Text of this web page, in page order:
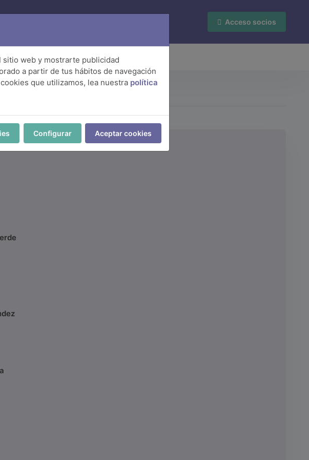
Acceso socios
sitio web y mostrarte publicidad
a partir de tus hábitos de navegación
que utilizamos, lea nuestra política
Configurar Aceptar cookies